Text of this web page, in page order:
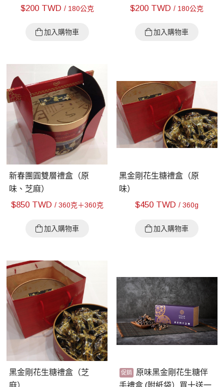
$200 TWD / 180公克
加入購物車
$200 TWD/ 180公克
加入購物車
新春團圓雙層禮盒（原
味、芝麻）
$850 TWD / 360克＋360克
加入購物車
黑金剛花生糖禮盒（原
味）
$450 TWD/ 360g
加入購物車
黑金剛花生糖禮盒（芝
麻）
原味黑金剛花生糖伴
手禮盒 (附紙袋）買十送一